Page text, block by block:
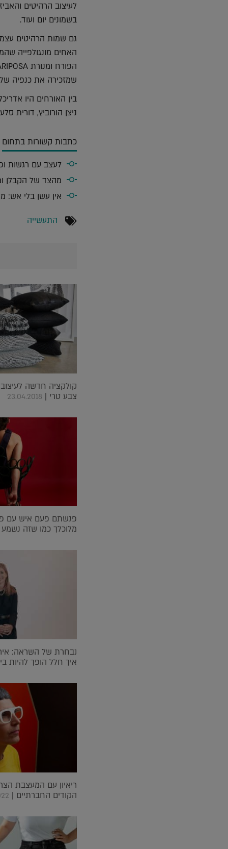
לעיצוב הרהיטים
בשמונים יום ועוד.
האחים מונגולפייה
שמזכירה את כנפיה
בין האורחים היו
ניצן הורוביץ, דורית
כתבות קשורות בתחום
לעצב עם רגשות
מהצד של הקבלן
אין עשן בלי אש:
התעשייה
קולקציה חדשה
צבע טרי | 23.04.2018
פגשתם פעם איש עם
מלוכלך כמו שזה
נבחרת של השראה:
איך חלל הופך להיות
ריאיון עם המעצבת
הקודים החברתיים |